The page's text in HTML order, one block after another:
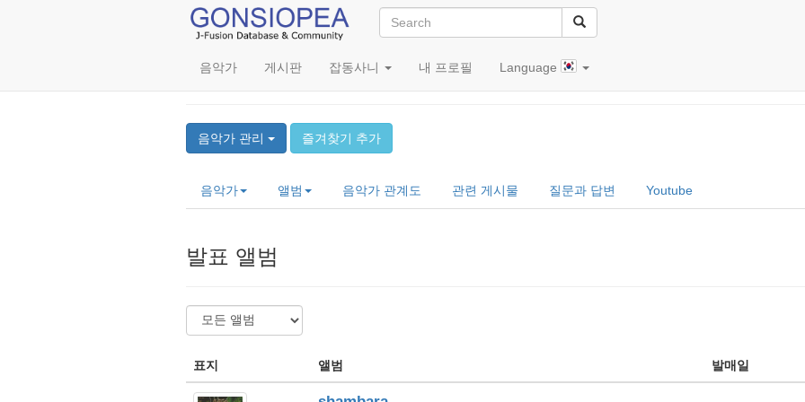
음악가 게시판 잡동사니 내 프로필 Language
SHAMBARA (シャンバラ)
음악가 관리 즐겨찾기 추가
음악가 앨범 음악가 관계도 관련 게시물 질문과 답변 Youtube
발표 앨범
표지 앨범 발매일